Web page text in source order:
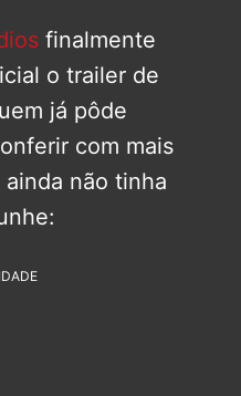
finalmente
o trailer de
já pôde
com mais
não tinha